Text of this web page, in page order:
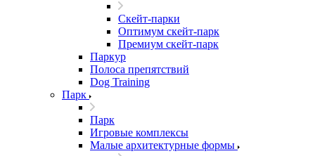
Скейт-парки
Оптимум скейт-парк
Премиум скейт-парк
Паркур
Полоса препятствий
Dog Training
Парк
Парк
Игровые комплексы
Малые архитектурные формы